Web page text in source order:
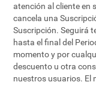
atención al cliente en
cancela una
Suscripción. Seguirá
hasta el final del
momento y por
descuento u otra
nuestros usuarios. El